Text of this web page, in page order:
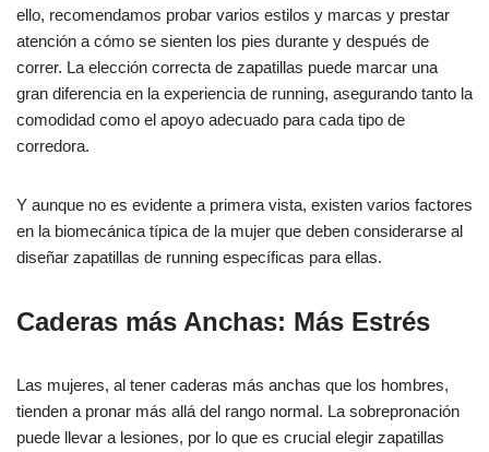
ello, recomendamos probar varios estilos y marcas y prestar
atención a cómo se sienten los pies durante y después de
correr. La elección correcta de zapatillas puede marcar una
gran diferencia en la experiencia de running, asegurando tanto la
comodidad como el apoyo adecuado para cada tipo de
corredora.
Y aunque no es evidente a primera vista, existen varios factores
en la biomecánica típica de la mujer que deben considerarse al
diseñar zapatillas de running específicas para ellas.
Caderas más Anchas: Más Estrés
Las mujeres, al tener caderas más anchas que los hombres,
tienden a pronar más allá del rango normal. La sobrepronación
puede llevar a lesiones, por lo que es crucial elegir zapatillas